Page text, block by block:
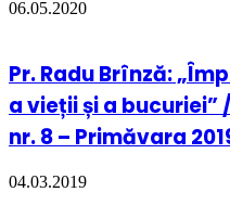
06.05.2020
Pr. Radu Brînză:
a vieții și a bucuriei”
nr. 8 – Primăvara
04.03.2019